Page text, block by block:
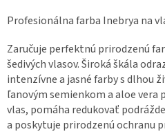
Profesionálna farba Inebrya na
Zaručuje perfektnú prirodzenú
šedivých vlasov. Široká škála
intenzívne a jasné farby s dlhou
ľanovým semienkom a aloe vera
vlas, pomáha redukovať
a poskytuje prirodzenú ochranu